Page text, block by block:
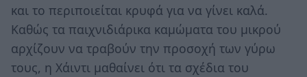
και το περιποιείται κρυφά για να γίνει καλά.
Καθώς τα παιχνιδιάρικα καμώματα του μικρού
αρχίζουν να τραβούν την προσοχή των γύρω
τους, η Χάιντι μαθαίνει ότι τα σχέδια του